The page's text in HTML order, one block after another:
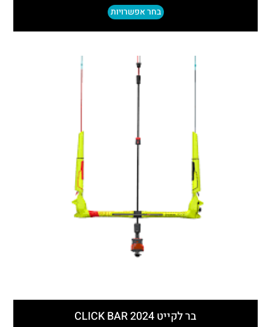
בחר אפשרויות
בר לקייט CLICK BAR 2024